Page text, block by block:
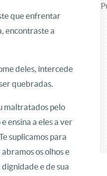
que enfrentar
encontraste a
deles, intercede
quebradas.
maltratados pelo
ensina a eles a ver
suplicamos para
os olhos e
e de sua